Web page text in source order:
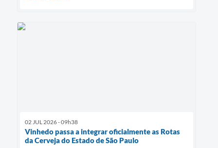
02 JUL 2026 - 09h38
Vinhedo passa a integrar oficialmente as Rotas
da Cerveja do Estado de São Paulo